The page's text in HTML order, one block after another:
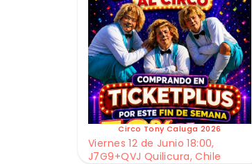
Circo Tony Caluga 2026
Viernes 12 de Junio 18:00,
J7G9+QVJ Quilicura, Chile